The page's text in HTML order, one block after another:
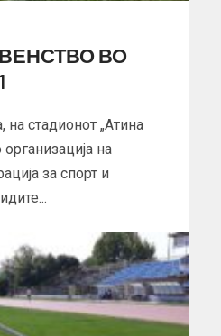
ВО
на стадионот „Атина
на
за спорт и